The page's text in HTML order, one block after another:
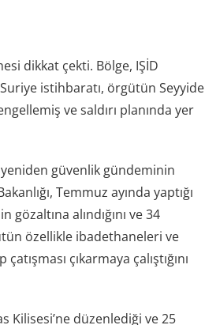
dikkat çekti. Bölge, IŞİD
istihbaratı, örgütün Seyyide
ve saldırı planında yer
güvenlik gündeminin
Temmuz ayında yaptığı
alındığını ve 34
özellikle ibadethaneleri ve
çıkarmaya çalıştığını
Kilisesi’ne düzenlediği ve 25